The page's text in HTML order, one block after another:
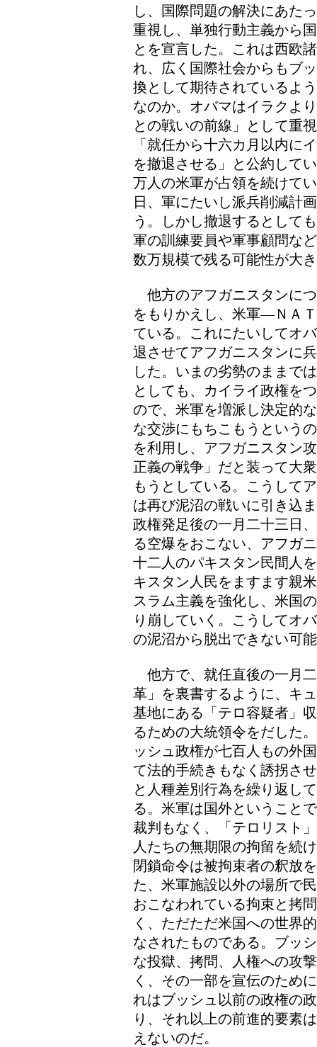
し、国際問題の解決にあた
重視し、単独行動主義から
とを宣言した。これは西欧
れ、広く国際社会からもブ
換として期待されているよ
なのか。オバマはイラクよ
との戦いの前線」として重
「就任から十六カ月以内に
を撤退させる」と公約して
万人の米軍が占領を続けて
日、軍にたいし派兵削減計
う。しかし撤退するとして
軍の訓練要員や軍事顧問な
数万規模で残る可能性が大
他方のアフガニスタンに
をもりかえし、米軍―ＮＡ
ている。これにたいしてオ
退させてアフガニスタンに
した。いまの劣勢のままで
としても、カイライ政権を
ので、米軍を増派し決定的
な交渉にもちこもうという
を利用し、アフガニスタン
正義の戦争」だと装って大
もうとしている。こうして
は再び泥沼の戦いに引き込
政権発足後の一月二十三日
る空爆をおこない、アフガ
十二人のパキスタン民間人
キスタン人民をますます親
スラム主義を強化し、米国
り崩していく。こうしてオ
の泥沼から脱出できない可
他方で、就任直後の一月
革」を裏書するように、キ
基地にある「テロ容疑者」
るための大統領令をだした
ッシュ政権が七百人もの外
て法的手続きもなく誘拐さ
と人種差別行為を繰り返し
る。米軍は国外ということ
裁判もなく、「テロリスト
人たちの無期限の拘留を続
閉鎖命令は被拘束者の釈放
た、米軍施設以外の場所で
おこなわれている拘束と拷
く、ただただ米国への世界
なされたものである。ブッ
な投獄、拷問、人権への攻
く、その一部を宣伝のため
れはブッシュ以前の政権の
り、それ以上の前進的要素
えないのだ。